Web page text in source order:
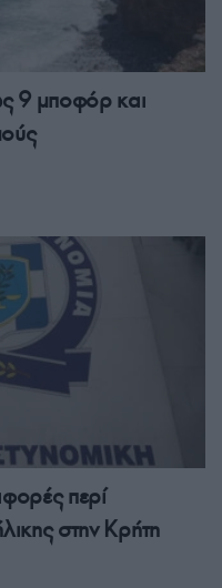
9 μποφόρ και
περί
στην Κρήτη